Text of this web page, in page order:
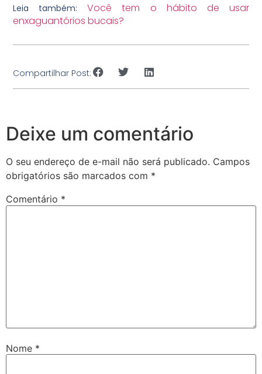
Leia também:Você tem o hábito de usar
enxaguantórios bucais?
Compartilhar Post:
Deixe um comentário
O seu endereço de e-mail não será publicado. Campos
obrigatórios são marcados com *
Comentário *
Nome *